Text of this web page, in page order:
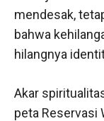
mendesak,
bahwa
hilangnya
Akar
peta Reservasi